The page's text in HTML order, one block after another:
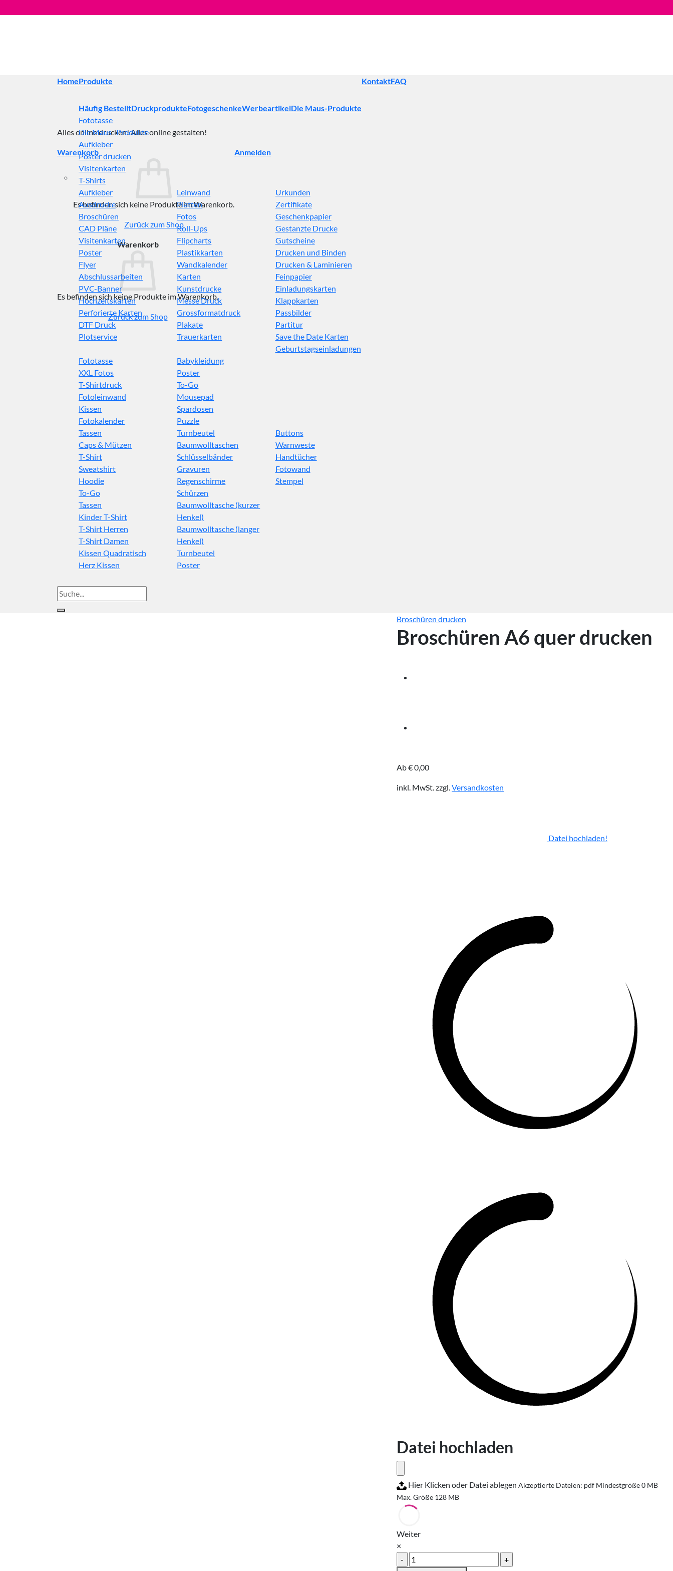
Inhalt
Alles online drucken! Alles online gestalten!
Warenkorb
Es befinden sich keine Produkte im Warenkorb.
Zurück zum Shop
Anmelden
Warenkorb
Es befinden sich keine Produkte im Warenkorb.
Zurück zum Shop
HomeProdukte
Häufig BestelltDruckprodukteFotogeschenkeWerbeartikelDie Maus-Produkte
Fototasse
Die Maus -Produkte
Aufkleber
Poster drucken
Visitenkarten
T-Shirts
Aufkleber
Ausdrucke
Broschüren
CAD Pläne
Visitenkarten
Poster
Flyer
Abschlussarbeiten
PVC-Banner
Hochzeitskarten
Perforierte Karten
DTF Druck
Plotservice
Leinwand
Platten
Fotos
Roll-Ups
Flipcharts
Plastikkarten
Wandkalender
Karten
Kunstdrucke
Messe Druck
Grossformatdruck
Plakate
Trauerkarten
Urkunden
Zertifikate
Geschenkpapier
Gestanzte Drucke
Gutscheine
Drucken und Binden
Drucken & Laminieren
Feinpapier
Einladungskarten
Klappkarten
Passbilder
Partitur
Save the Date Karten
Geburtstagseinladungen
Fototasse
XXL Fotos
T-Shirtdruck
Fotoleinwand
Kissen
Fotokalender
Babykleidung
Poster
To-Go
Mousepad
Spardosen
Puzzle
Tassen
Caps & Mützen
T-Shirt
Sweatshirt
Hoodie
To-Go
Turnbeutel
Baumwolltaschen
Schlüsselbänder
Gravuren
Regenschirme
Schürzen
Buttons
Warnweste
Handtücher
Fotowand
Stempel
Tassen
Kinder T-Shirt
T-Shirt Herren
T-Shirt Damen
Kissen Quadratisch
Herz Kissen
Baumwolltasche (kurzer
Henkel)
Baumwolltasche (langer
Henkel)
Turnbeutel
Poster
KontaktFAQ
Suche
nach:
Broschüren drucken
Broschüren A6 quer drucken
Ab€0,00
inkl. MwSt.zzgl.Versandkosten
Datei hochladen!
Datei hochladen
Hier Klicken oder Datei ablegen Akzeptierte Dateien: pdf Mindestgröße 0 MB
Max. Größe 128 MB
Weiter
×
Broschüren